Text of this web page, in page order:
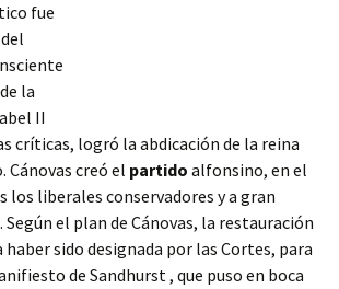
fue
la
II
críticas, logró la abdicación de la reina
Cánovas creó el partido alfonsino, en el
los liberales conservadores y a gran
el plan de Cánovas, la restauración
haber sido designada por las Cortes, para
de Sandhurst , que puso en boca